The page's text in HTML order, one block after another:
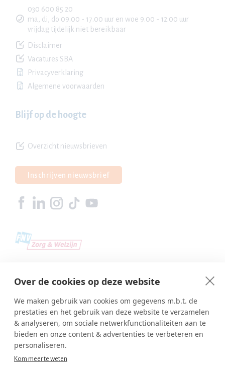
Over de cookies op deze website
We maken gebruik van cookies om gegevens m.b.t. de
prestaties en het gebruik van deze website te verzamelen
& analyseren, om sociale netwerkfunctionaliteiten aan te
bieden en onze content & advertenties te verbeteren en
personaliseren.
Kom meer te weten
030 600 85 20
ma, di, do 09.00 - 17.00 uur en woe 9.00 - 12.00 uur
vrijdag tijdelijk niet bereikbaar
Disclaimer
Vacatures SBA
Privacyverklaring
Algemene voorwaarden
Blijf op de hoogte
Overzicht nieuwsbrieven
Inschrijven nieuwsbrief
Copyright © SBA Web 2026